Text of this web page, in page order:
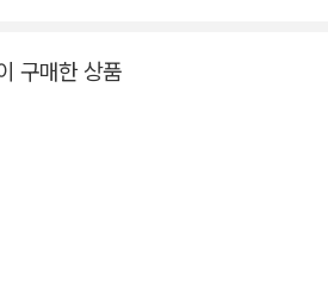
아, 놀자!>는 그림책 속에 사는 귀여운 공
그림책입니다. 내가 말하고 행
공룡이 그에 반응하는 느낌이 들지요. 이
구매한 상품